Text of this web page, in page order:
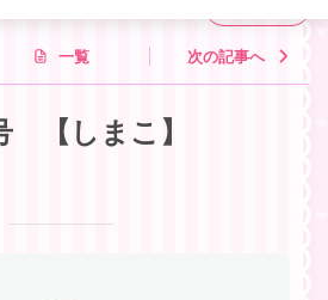
一覧 次の記事へ
【しまこ】